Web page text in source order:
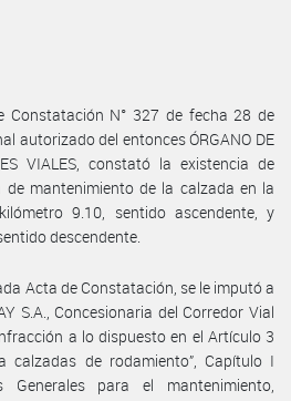
Constatación N° 327 de fecha 28 de
autorizado del entonces ÓRGANO DE
VIALES, constató la existencia de
mantenimiento de la calzada en la
9.10, sentido ascendente, y
descendente.
Acta de Constatación, se le imputó a
S.A., Concesionaria del Corredor Vial
a lo dispuesto en el Artículo 3
calzadas de rodamiento”, Capítulo I
Generales para el mantenimiento,